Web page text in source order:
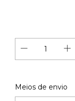
Entregas para o
Meios de envio